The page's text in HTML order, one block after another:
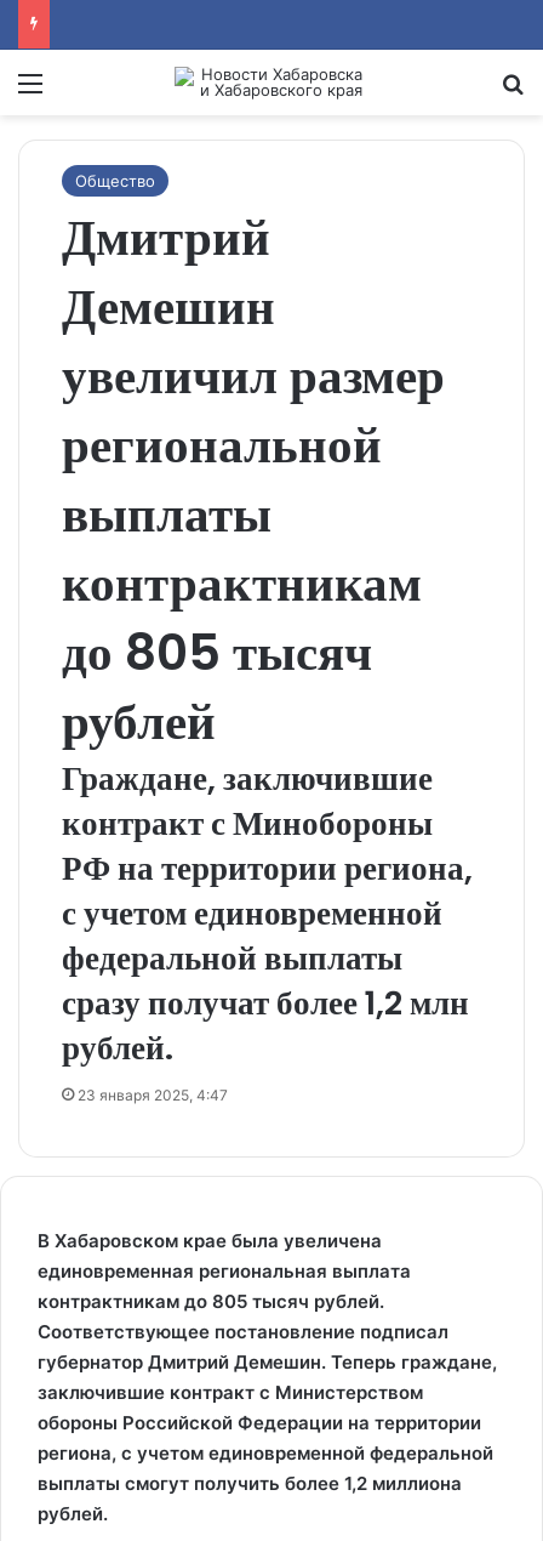
Menu
Общество
Дмитрий
Демешин
увеличил размер
региональной
выплаты
контрактникам
до 805 тысяч
рублей
Граждане, заключившие
контракт с Минобороны
РФ на территории региона,
с учетом единовременной
федеральной выплаты
сразу получат более 1,2 млн
рублей.
23 января 2025, 4:47
В Хабаровском крае была увеличена
единовременная региональная выплата
контрактникам до 805 тысяч рублей.
Соответствующее постановление подписал
губернатор Дмитрий Демешин. Теперь граждане,
заключившие контракт с Министерством
обороны Российской Федерации на территории
региона, с учетом единовременной федеральной
выплаты смогут получить более 1,2 миллиона
рублей.